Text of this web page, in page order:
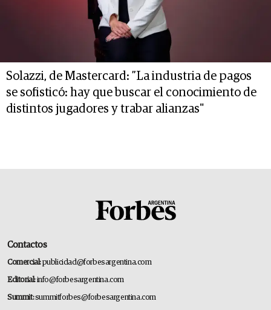
Solazzi, de Mastercard: ”La industria de pagos
se sofisticó: hay que buscar el conocimiento de
distintos jugadores y trabar alianzas"
Contactos
Comercial:publicidad@forbesargentina.com
Editorial:info@forbesargentina.com
Summit:summitforbes@forbesargentina.com